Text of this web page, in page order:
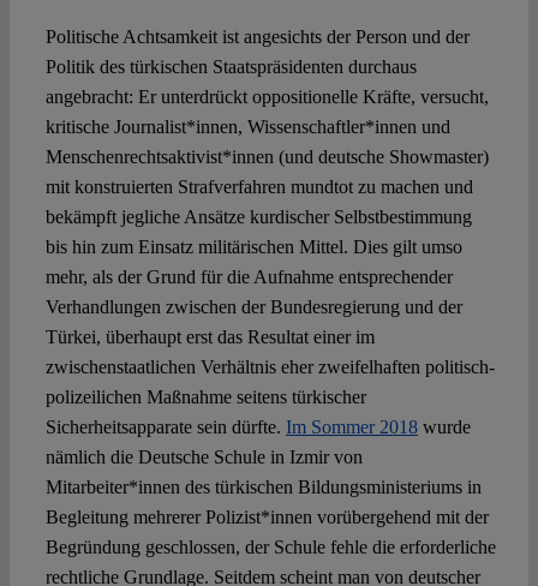
Politische Achtsamkeit ist angesichts der Person und der
Politik des türkischen Staatspräsidenten durchaus
angebracht: Er unterdrückt oppositionelle Kräfte, versucht,
kritische Journalist*innen, Wissenschaftler*innen und
Menschenrechtsaktivist*innen (und deutsche Showmaster)
mit konstruierten Strafverfahren mundtot zu machen und
bekämpft jegliche Ansätze kurdischer Selbstbestimmung
bis hin zum Einsatz militärischen Mittel. Dies gilt umso
mehr, als der Grund für die Aufnahme entsprechender
Verhandlungen zwischen der Bundesregierung und der
Türkei, überhaupt erst das Resultat einer im
zwischenstaatlichen Verhältnis eher zweifelhaften politisch-
polizeilichen Maßnahme seitens türkischer
Sicherheitsapparate sein dürfte. Im Sommer 2018wurde
nämlich die Deutsche Schule in Izmir von
Mitarbeiter*innen des türkischen Bildungsministeriums in
Begleitung mehrerer Polizist*innen vorübergehend mit der
Begründung geschlossen, der Schule fehle die erforderliche
rechtliche Grundlage. Seitdem scheint man von deutscher